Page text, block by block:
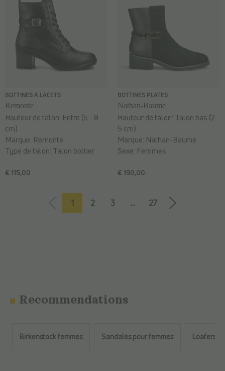
BOTTINES À LACETS
Remonte
€ 115,00
Hauteur de talon: Entre (5 - 8
cm)
Marque: Remonte
Type de talon: Talon bottier
BOTTINES PLATES
Nathan-Baume
€ 190,00
Hauteur de talon: Talon bas (2 -
5 cm)
Marque: Nathan-Baume
Sexe: Femmes
1 2 3 ... 27
Recommendations
Birkenstock femmes Sandales pour femmes Loafers